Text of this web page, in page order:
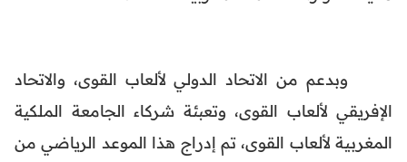
وبدعم من الاتحاد الدولي لألعاب القوى، والاتحاد
الإفريقي لألعاب القوى، وتعبئة شركاء الجامعة الملكية
المغربية لألعاب القوى، تم إدراج هذا الموعد الرياضي من